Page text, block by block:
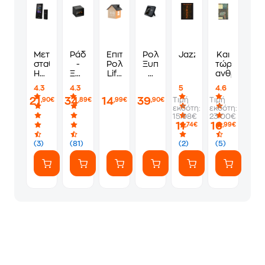
Μετεωρολογικός
σταθμός
HAMA
Edge
-
Μαύρο
4.3
(3)
21 ,90€
Ράδιο
-
Ξυπνητήρι
ICFC1B
-
Μαύρο
4.3
(81)
34,89€
Επιτραπέζιο
Ρολόι
Life
-
14,99€
Ρολόι-
Ξυπνητήρι
&
Φορτιστής
Qi
39,90€
Jazz
5
(2)
Τιμή
εκδότη:
15.98€
11,74€
Και
τώρα,
ανθρωπάκο
4.6
(5)
Τιμή
εκδότη:
23.00€
16,99€